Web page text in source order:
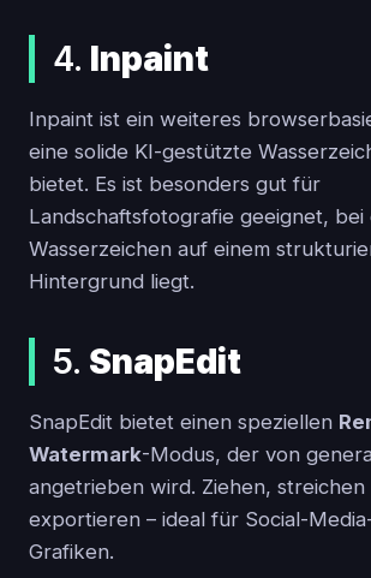
4. Inpaint
Inpaint ist ein weiteres
eine solide KI-gestützte
bietet. Es ist besonders gut für
Landschaftsfotografie geeignet, bei
Wasserzeichen auf einem
Hintergrund liegt.
5. SnapEdit
SnapEdit bietet einen speziellen
Watermark-Modus, der von
angetrieben wird. Ziehen, streichen
exportieren – ideal für Social-
Grafiken.